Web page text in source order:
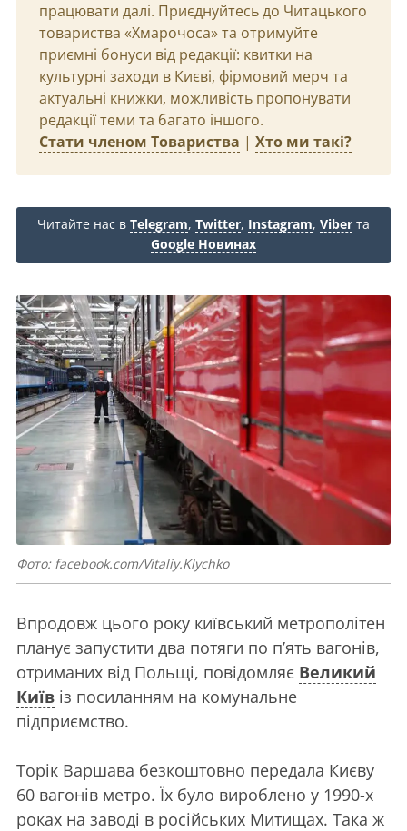
працювати далі. Приєднуйтесь до Читацького
товариства «Хмарочоса» та отримуйте
приємні бонуси від редакції: квитки на
культурні заходи в Києві, фірмовий мерч та
актуальні книжки, можливість пропонувати
редакції теми та багато іншого.
Стати членом Товариства | Хто ми такі?
Читайте нас в Telegram, Twitter, Instagram, Viber та
Google Новинах
Фото: facebook.com/Vitaliy.Klychko
Впродовж цього року київський метрополітен
планує запустити два потяги по п’ять вагонів,
отриманих від Польщі, повідомляє Великий
Київ із посиланням на комунальне
підприємство.
Торік Варшава безкоштовно передала Києву
60 вагонів метро. Їх було вироблено у 1990-х
роках на заводі в російських Митищах. Така ж